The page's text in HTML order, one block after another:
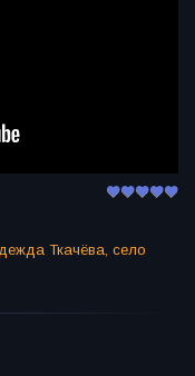
Ткачёва, село